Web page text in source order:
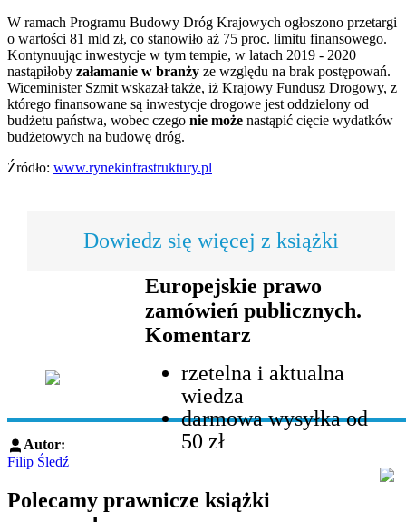
W ramach Programu Budowy Dróg Krajowych ogłoszono przetargi
o wartości 81 mld zł, co stanowiło aż 75 proc. limitu finansowego.
Kontynuując inwestycje w tym tempie, w latach 2019 - 2020
nastąpiłoby załamanie w branży ze względu na brak postępowań.
Wiceminister Szmit wskazał także, iż Krajowy Fundusz Drogowy, z
którego finansowane są inwestycje drogowe jest oddzielony od
budżetu państwa, wobec czego nie może nastąpić cięcie wydatków
budżetowych na budowę dróg.
Źródło: www.rynekinfrastruktury.pl
Dowiedz się więcej z książki
Europejskie prawo
zamówień publicznych.
Komentarz
rzetelna i aktualna
wiedza
darmowa wysyłka od
50 zł
Autor:
Filip Śledź
Polecamy prawnicze książki